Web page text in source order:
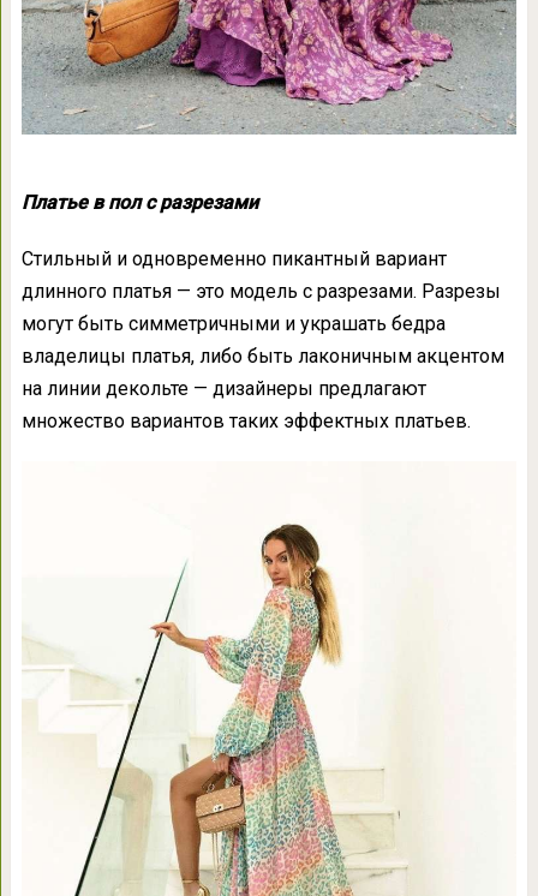
Платье в пол с разрезами
Стильный и одновременно пикантный вариант
длинного платья — это модель с разрезами. Разрезы
могут быть симметричными и украшать бедра
владелицы платья, либо быть лаконичным акцентом
на линии декольте — дизайнеры предлагают
множество вариантов таких эффектных платьев.